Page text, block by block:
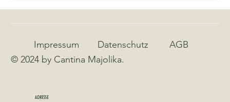
© 2024 by Cantina Majolika.
Datenschutz
Impressum AGB
ADRESSE